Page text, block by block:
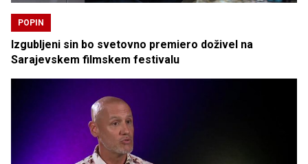
POPIN
Izgubljeni sin bo svetovno premiero doživel na
Sarajevskem filmskem festivalu